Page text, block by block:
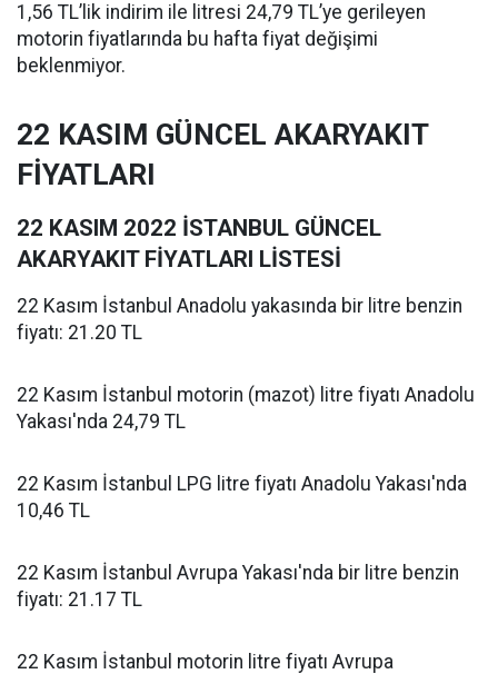
1,56 TL’lik indirim ile litresi 24,79 TL’ye gerileyen
motorin fiyatlarında bu hafta fiyat değişimi
beklenmiyor.
22 KASIM GÜNCEL AKARYAKIT
FİYATLARI
22 KASIM 2022 İSTANBUL GÜNCEL
AKARYAKIT FİYATLARI LİSTESİ
22 Kasım İstanbul Anadolu yakasında bir litre benzin
fiyatı: 21.20 TL
22 Kasım İstanbul motorin (mazot) litre fiyatı Anadolu
Yakası'nda 24,79 TL
22 Kasım İstanbul LPG litre fiyatı Anadolu Yakası'nda
10,46 TL
22 Kasım İstanbul Avrupa Yakası'nda bir litre benzin
fiyatı: 21.17 TL
22 Kasım İstanbul motorin litre fiyatı Avrupa